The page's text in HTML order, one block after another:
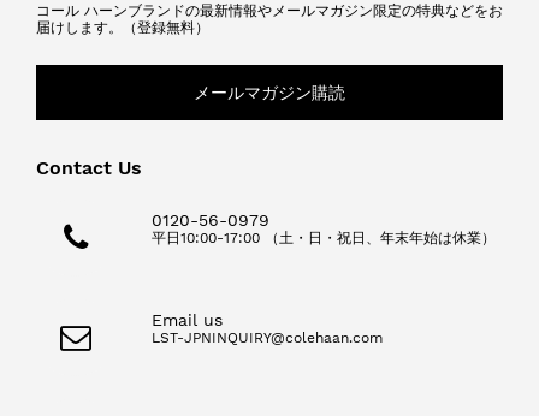
コール ハーンブランドの最新情報やメールマガジン限定の特典などをお
届けします。（登録無料）
メールマガジン購読
Contact Us
0120-56-0979
平日10:00-17:00 （土・日・祝日、年末年始は休業）
Email us
LST-JPNINQUIRY@colehaan.com